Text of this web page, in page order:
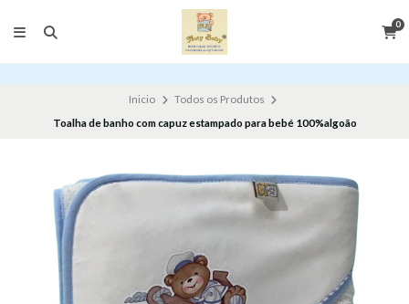
0
Inicio
Todos os Produtos
Toalha de banho com capuz estampado para bebé 100%algoão